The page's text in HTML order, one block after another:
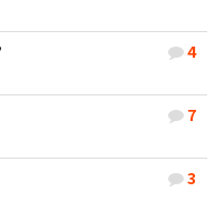
4
7
3